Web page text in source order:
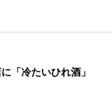
「冷たいひれ酒」